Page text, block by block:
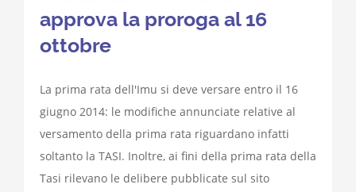
approva la proroga al 16
ottobre
La prima rata dell'Imu si deve versare entro il 16
giugno 2014: le modifiche annunciate relative al
versamento della prima rata riguardano infatti
soltanto la TASI. Inoltre, ai fini della prima rata della
Tasi rilevano le delibere pubblicate sul sito